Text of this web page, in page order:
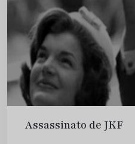
Assassinato de JKF